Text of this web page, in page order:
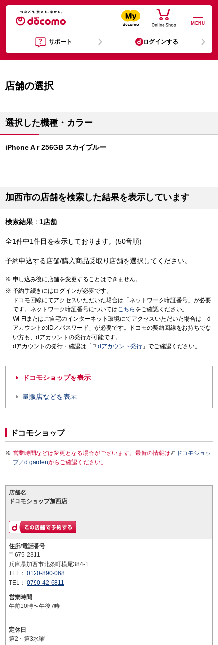
MENU
サポート ログインする
店舗の選択
選択した機種・カラー
iPhone Air 256GB スカイブルー
加西市の店舗を検索した結果を表示しています
検索結果：1店舗
全1件中1件目を表示しております。(50音順)
予約申込する店舗/購入商品受取り店舗を選択してください。
申し込み後に店舗を変更することはできません。
予約手続きにはログインが必要です。
ドコモ回線にてアクセスいただいた場合は「ネットワーク暗証番号」が必要
です。ネットワーク暗証番号についてはこちら をご確認ください。
Wi-Fiまたはご自宅のインターネット環境にてアクセスいただいた場合は「d
アカウントのID／パスワード」が必要です。ドコモの契約回線をお持ちでな
い方も、dアカウントの発行が可能です。
dアカウントの発行・確認は「
dアカウント発行 」でご確認ください。
ドコモショップを表示
量販店などを表示
ドコモショップ
営業時間などは変更となる場合がございます。最新の情報は
ドコモショッ
プ／d gardenからご確認ください。
店舗名
ドコモショップ加西店
住所/電話番号
〒675-2311
兵庫県加西市北条町横尾384-1
TEL： 0120-890-068
TEL： 0790-42-6811
営業時間
午前10時〜午後7時
定休日
第2・第3水曜